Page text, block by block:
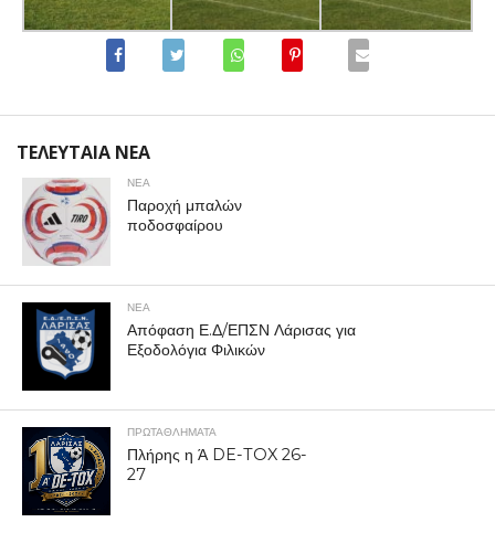
ΤΕΛΕΥΤΑΙΑ ΝΕΑ
ΝΕΑ
Παροχή μπαλών
ποδοσφαίρου
ΝΕΑ
Απόφαση Ε.Δ/ΕΠΣΝ Λάρισας για
Εξοδολόγια Φιλικών
ΠΡΩΤΑΘΛΉΜΑΤΑ
Πλήρης η Ά DE-TOX 26-
27